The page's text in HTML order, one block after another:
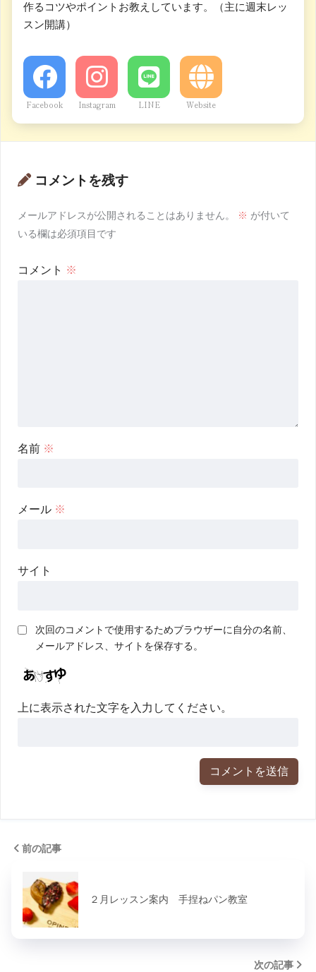
作るコツやポイントお教えしています。（主に週末レッ
スン開講）
Facebook Instagram LINE Website
コメントを残す
メールアドレスが公開されることはありません。 ※ が付いて
いる欄は必須項目です
コメント ※
名前 ※
メール ※
サイト
次回のコメントで使用するためブラウザーに自分の名前、
メールアドレス、サイトを保存する。
上に表示された文字を入力してください。
前の記事
２月レッスン案内 手捏ねパン教室
次の記事